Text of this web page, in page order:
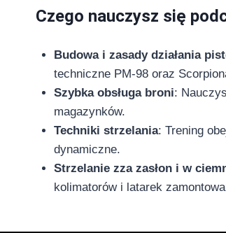
Czego nauczysz się
Budowa i zasady działania
techniczne PM-98 oraz
Szybka obsługa broni:
magazynków.
Techniki strzelania: Trening
dynamiczne.
Strzelanie zza zasłon i w
kolimatorów i latarek